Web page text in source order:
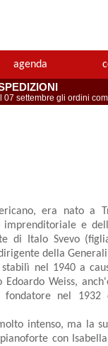
agenda
settembre gli ordini
era nato a
e
di Italo Svevo
della
nel 1940 a
Edoardo Weiss,
nel 1932
intenso, ma la
con